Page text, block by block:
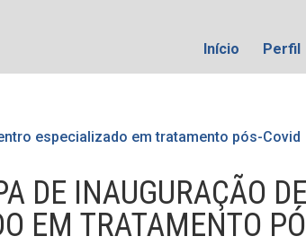
Início Perfil
DE INAUGURAÇÃO DE
EM TRATAMENTO